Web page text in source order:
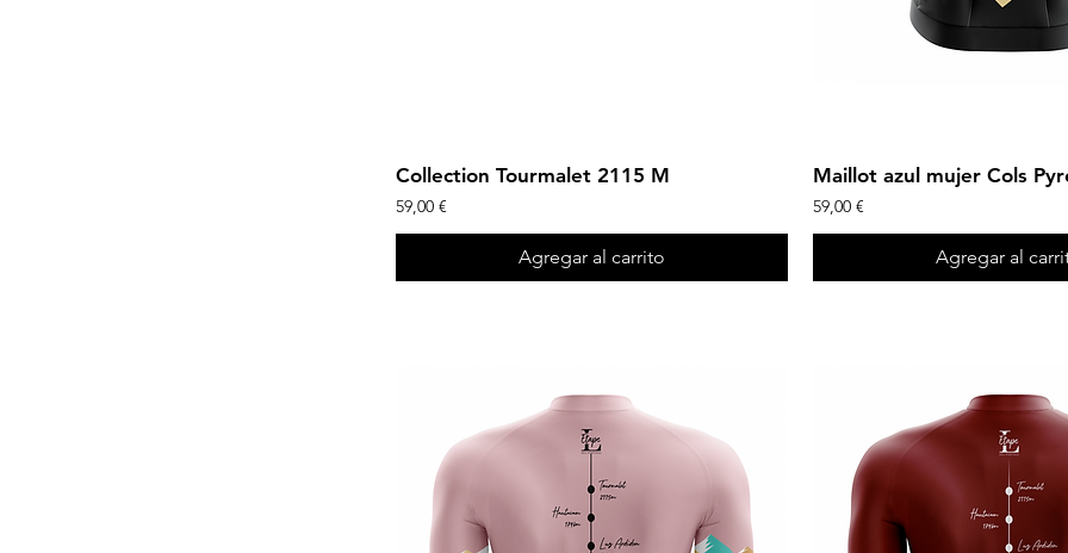
Vista rápida
Collection Tourmalet 2115 M
Precio
59,00 €
Agregar al carrito
Vista rápida
Maillot azul mujer Cols
Precio
59,00 €
Agregar al